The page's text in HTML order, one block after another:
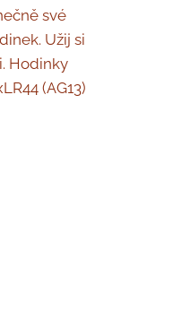
své
Užij si
Hodinky
(AG13)